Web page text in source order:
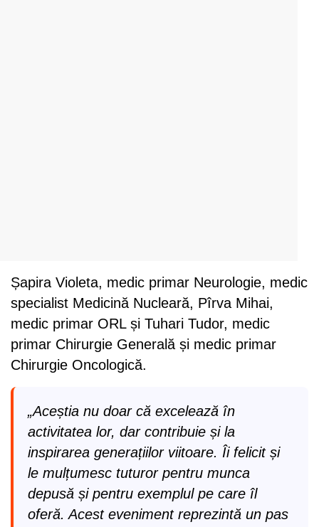
Șapira Violeta, medic primar Neurologie, medic
specialist Medicină Nucleară, Pîrva Mihai,
medic primar ORL și Tuhari Tudor, medic
primar Chirurgie Generală și medic primar
Chirurgie Oncologică.
„Aceștia nu doar că excelează în
activitatea lor, dar contribuie și la
inspirarea generațiilor viitoare. Îi felicit și
le mulțumesc tuturor pentru munca
depusă și pentru exemplul pe care îl
oferă. Acest eveniment reprezintă un pas